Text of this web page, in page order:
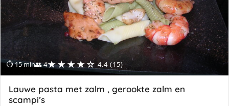
⏱ 15 min👥 4★★★★☆ 4.4 (15)
Lauwe pasta met zalm , gerookte zalm en
scampi’s